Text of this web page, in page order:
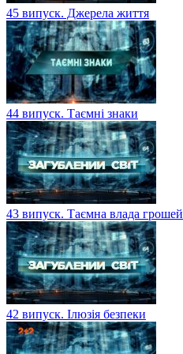
45 випуск. Джерела життя
44 випуск. Таємні знаки
43 випуск. Таємна влада грошей
42 випуск. Ілюзія безпеки